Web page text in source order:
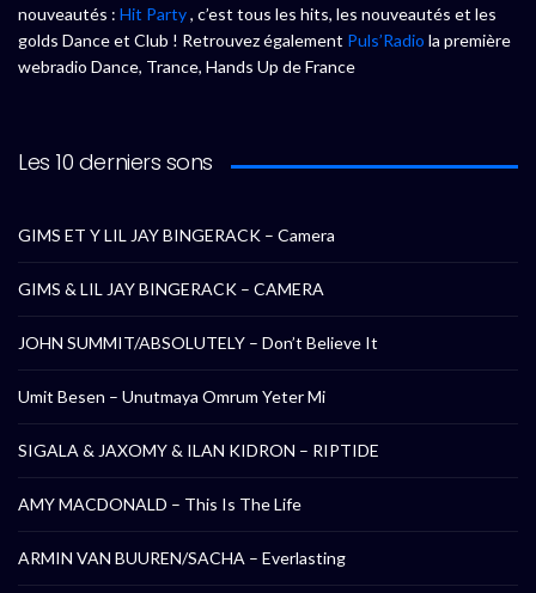
nouveautés : Hit Party, c’est tous les hits, les nouveautés et les
golds Dance et Club ! Retrouvez également Puls’Radio la première
webradio Dance, Trance, Hands Up de France
Les 10 derniers sons
GIMS ET Y LIL JAY BINGERACK – Camera
GIMS & LIL JAY BINGERACK – CAMERA
JOHN SUMMIT/ABSOLUTELY – Don’t Believe It
Umit Besen – Unutmaya Omrum Yeter Mi
SIGALA & JAXOMY & ILAN KIDRON – RIPTIDE
AMY MACDONALD – This Is The Life
ARMIN VAN BUUREN/SACHA – Everlasting